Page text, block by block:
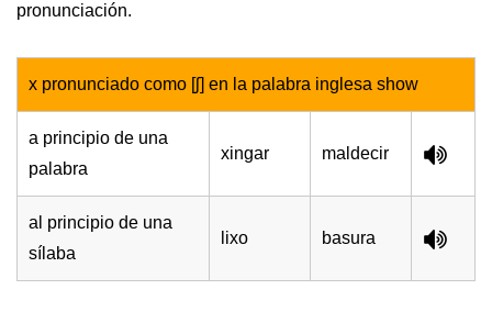
pronunciación.
x pronunciado como [ʃ] en la palabra inglesa show
a principio de una
palabra
xingar maldecir
al principio de una
sílaba
lixo basura